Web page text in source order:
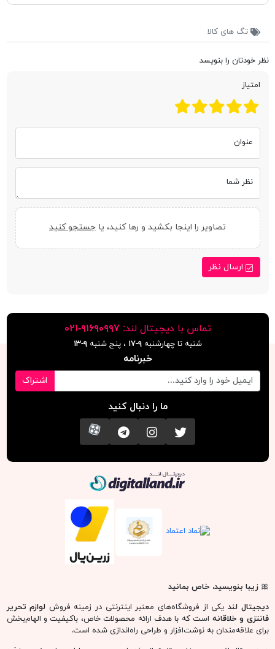
تگ های کالا
نظر خودتان را بنویسد
امتیاز
عنوان
نظر شما
تصاویر را اینجا بکشید و رها کنید، یا جستجو کنید
ارسال نظر
تماس با دیجیتال لند:٩١۶٩٠٩٩٧-٠٢١
شنبه تا چهارشنبه۹-۱۷ ، پنج شنبه۹-١٣
خبرنامه
اشتراک
ما را دنبال کنید
تویتر اینستاگرامکانال تلگرام
آپارات
🎀زیبا بنویسید، خاص بمانید
دیجیتال لند یکی از فروشگاه‌های معتبر اینترنتی در زمینه فروش لوازم تحریر
فانتزی و خلاقانه است که با هدف ارائه محصولات خاص، باکیفیت و الهام‌بخش
برای علاقه‌مندان به نوشت‌افزار و طراحی راه‌اندازی شده است.